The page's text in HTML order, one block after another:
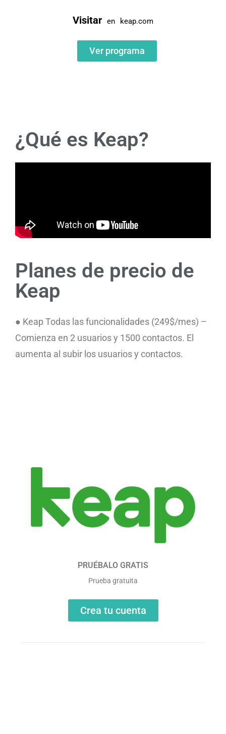
Visitar en keap.com
Ver programa
¿Qué es Keap?
Planes de precio de
Keap
● Keap Todas las funcionalidades (249$/mes) –
Comienza en 2 usuarios y 1500 contactos. El
aumenta al subir los usuarios y contactos.
PRUÉBALO GRATIS
Prueba gratuita
Crea tu cuenta